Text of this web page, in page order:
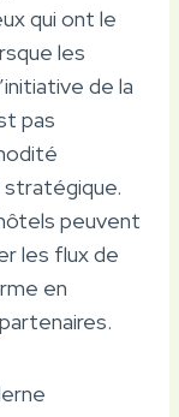
qui ont le
les
de la
pas
stratégique.
peuvent
les flux de
en